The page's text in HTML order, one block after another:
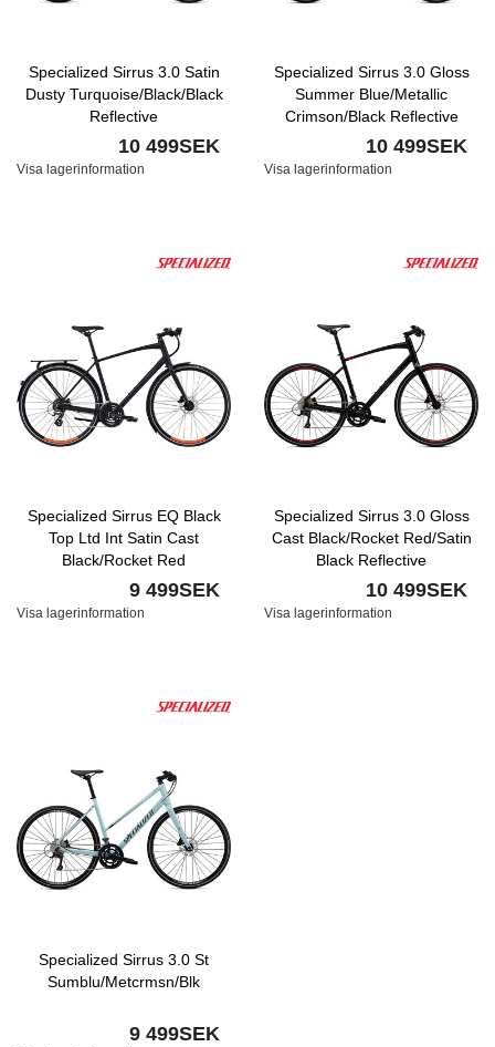
Specialized Sirrus 3.0 Satin
Dusty Turquoise/Black/Black
Reflective
10 499SEK
Visa lagerinformation
Specialized Sirrus 3.0 Gloss
Summer Blue/Metallic
Crimson/Black Reflective
10 499SEK
Visa lagerinformation
Specialized Sirrus EQ Black
Top Ltd Int Satin Cast
Black/Rocket Red
9 499SEK
Visa lagerinformation
Specialized Sirrus 3.0 Gloss
Cast Black/Rocket Red/Satin
Black Reflective
10 499SEK
Visa lagerinformation
Specialized Sirrus 3.0 St
Sumblu/Metcrmsn/Blk
9 499SEK